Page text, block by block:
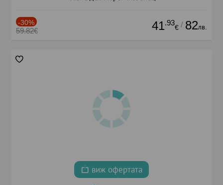
-30%
59.82€ 41.93
€ / 82лв.
виж офертата